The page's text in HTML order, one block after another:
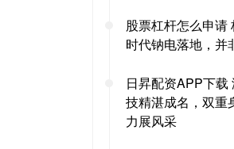
股票杠杆怎么申请
时代钠电落地，并
日昇配资APP下
技精湛成名，双重
力展风采